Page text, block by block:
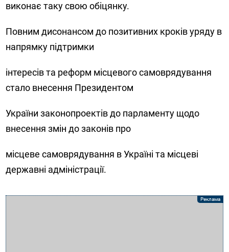
виконає таку свою обіцянку.
Повним дисонансом до позитивних кроків уряду в
напрямку підтримки
інтересів та реформ місцевого самоврядування
стало внесення Президентом
України законопроектів до парламенту щодо
внесення змін до законів про
місцеве самоврядування в Україні та місцеві
державні адміністрації.